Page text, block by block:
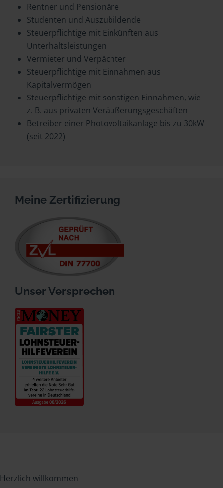
Rentner und Pensionäre
Studenten und Auszubildende
Steuerpflichtige mit Einkünften aus
Unterhaltsleistungen
Vermieter und Verpächter
Steuerpflichtige mit Einnahmen aus
Kapitalvermögen
Steuerpflichtige mit sonstigen Einnahmen, wie
z. B. aus privaten Veräußerungsgeschäften
Betreiber einer Photovoltaikanlage bis zu 30kW
(seit 2022)
Meine Zertifizierung
Unser Versprechen
Herzlich willkommen